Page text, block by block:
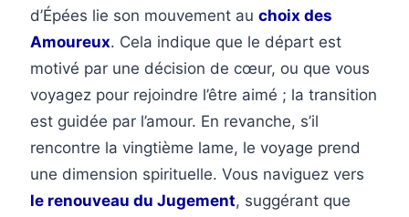
d’Épées lie son mouvement au choix des
Amoureux. Cela indique que le départ est
motivé par une décision de cœur, ou que vous
voyagez pour rejoindre l’être aimé ; la transition
est guidée par l’amour. En revanche, s’il
rencontre la vingtième lame, le voyage prend
une dimension spirituelle. Vous naviguez vers
le renouveau du Jugement, suggérant que